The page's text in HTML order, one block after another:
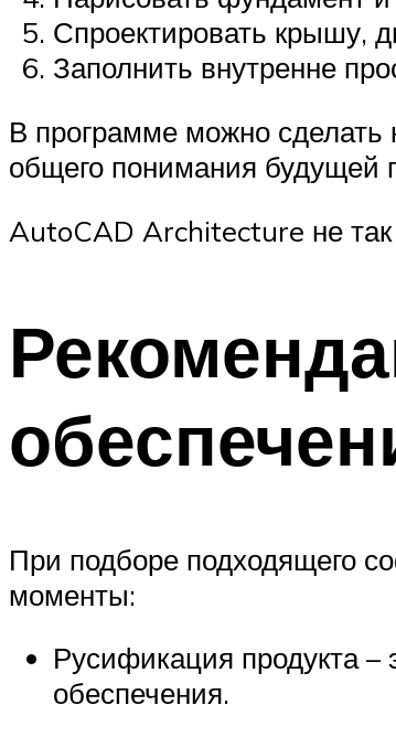
Спроектировать крышу,
Заполнить внутренне
В программе можно сделать
общего понимания будущей
AutoCAD Architecture не так
При подборе подходящего
моменты:
Русификация продукта –
обеспечения.